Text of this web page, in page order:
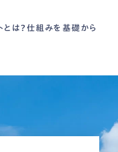
は？仕組みを基礎から